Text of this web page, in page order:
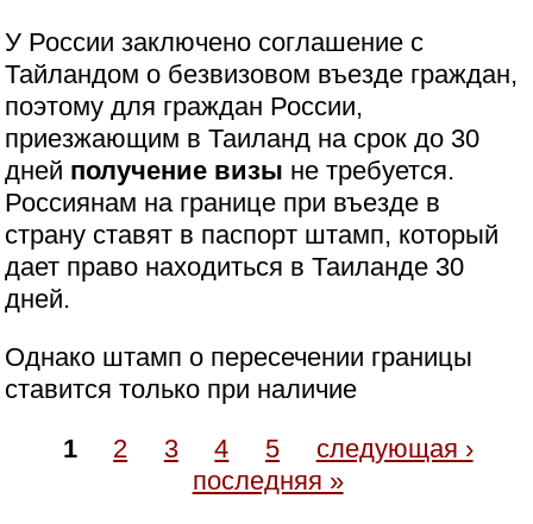
У России заключено соглашение с
Тайландом о безвизовом въезде граждан,
поэтому для граждан России,
приезжающим в Таиланд на срок до 30
дней получение визы не требуется.
Россиянам на границе при въезде в
страну ставят в паспорт штамп, который
дает право находиться в Таиланде 30
дней.
Однако штамп о пересечении границы
ставится только при наличие
1
2 3 4 5
следующая ›
последняя »